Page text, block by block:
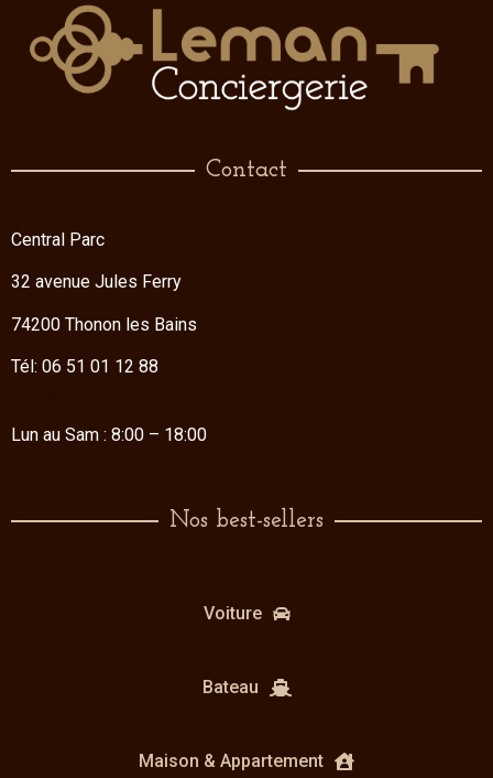
Contact
Central Parc
32 avenue Jules Ferry
74200 Thonon les Bains
Tél: 06 51 01 12 88
Lun au Sam : 8:00 – 18:00
Nos best-sellers
Voiture
Bateau
Maison & Appartement